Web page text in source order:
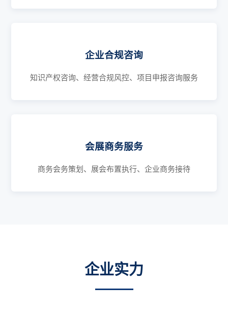
企业合规咨询
知识产权咨询、经营合规风控、项目申报咨询服务
会展商务服务
商务会务策划、展会布置执行、企业商务接待
企业实力